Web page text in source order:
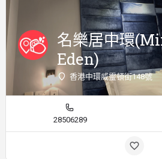
名樂居中環
Eden)
香港中環威靈頓街148號
28506289